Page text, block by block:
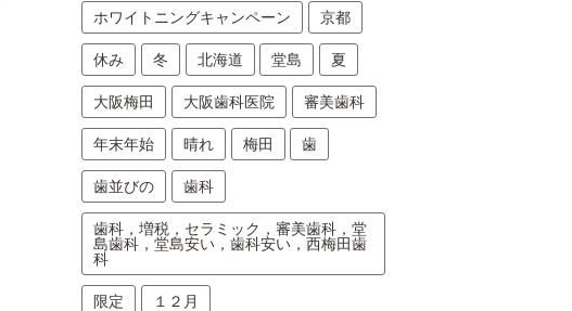
ホワイトニングキャンペーン 京都
休み 冬 北海道 堂島 夏
大阪梅田 大阪歯科医院 審美歯科
年末年始 晴れ 梅田 歯
歯並びの 歯科
歯科，増税，セラミック，審美歯科，堂
島歯科，堂島安い，歯科安い，西梅田歯
科
限定 １２月